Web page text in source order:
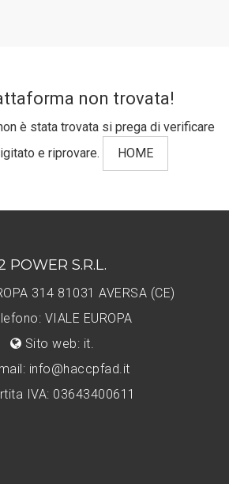
non trovata!
è stata trovata si prega di verificare
e riprovare.
HOME
POWER S.R.L.
314 81031 AVERSA (CE)
VIALE EUROPA
Sito web: it.
info@haccpfad.it
IVA: 03643400611